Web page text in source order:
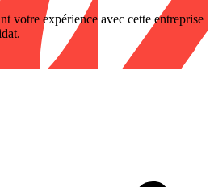
votre expérience avec cette entreprise